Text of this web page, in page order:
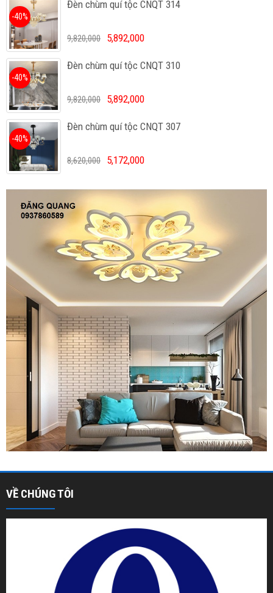
Đèn chùm quí tộc CNQT 314
-40%
9,820,000 5,892,000
Đèn chùm quí tộc CNQT 310
-40%
9,820,000 5,892,000
Đèn chùm quí tộc CNQT 307
-40%
8,620,000 5,172,000
VỀ CHÚNG TÔI